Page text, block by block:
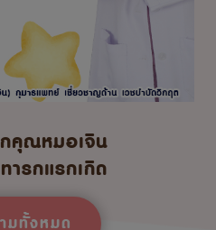
กคุณหมอเจิน
ารกแรกเกิด
มทั้งหมด